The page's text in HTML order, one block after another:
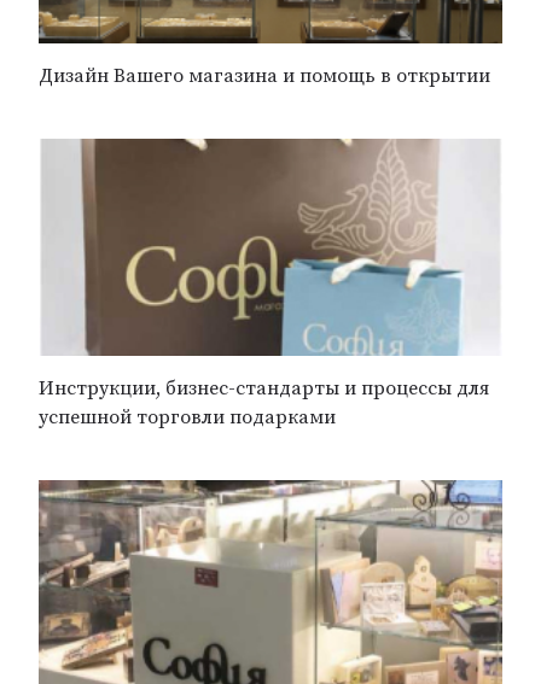
Дизайн Вашего магазина и помощь в открытии
Инструкции, бизнес-стандарты и процессы для
успешной торговли подарками